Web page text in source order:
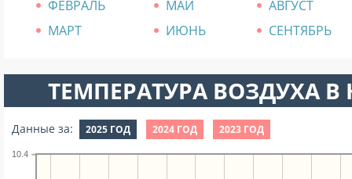
ФЕВРАЛЬ
МАЙ
АВГУСТ
МАРТ
ИЮНЬ СЕНТЯБРЬ
ТЕМПЕРАТУРА ВОЗДУХА В
Данные за: 2025 ГОД 2024 ГОД 2023 ГОД
10.4